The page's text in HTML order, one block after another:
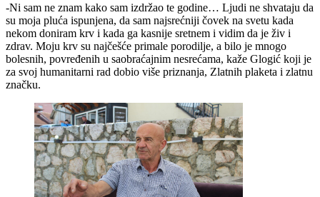
-Ni sam ne znam kako sam izdržao te godine… Ljudi ne shvataju da
su moja pluća ispunjena, da sam najsrećniji čovek na svetu kada
nekom doniram krv i kada ga kasnije sretnem i vidim da je živ i
zdrav. Moju krv su najčešće primale porodilje, a bilo je mnogo
bolesnih, povređenih u saobraćajnim nesrećama, kaže Glogić koji je
za svoj humanitarni rad dobio više priznanja, Zlatnih plaketa i zlatnu
značku.